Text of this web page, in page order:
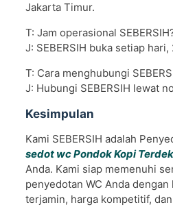
Jakarta Timur.
T: Jam operasional
J: SEBERSIH buka setiap hari,
T: Cara menghubungi
J: Hubungi SEBERSIH lewat
Kesimpulan
Kami SEBERSIH adalah
sedot wc Pondok Kopi
Anda. Kami siap memenuhi
penyedotan WC Anda dengan
terjamin, harga kompetitif,